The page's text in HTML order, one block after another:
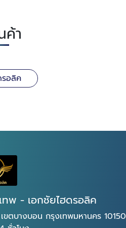
ค้า
รอลิค
ทพ - เอกชัยไฮดรอลิค
ตบางบอน กรุงเทพมหานคร 10150